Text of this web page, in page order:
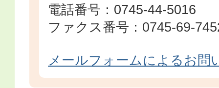
電話番号：0745-44-5016
ファクス番号：0745-69-
メールフォームによるお問